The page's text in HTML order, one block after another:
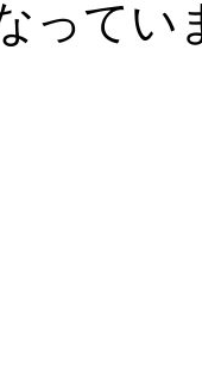
なって